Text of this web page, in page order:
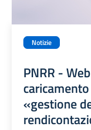
Notizie
PNRR -
«gestione